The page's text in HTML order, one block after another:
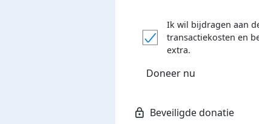
Ik wil bijdragen aan
transactiekosten en
extra.
Doneer nu